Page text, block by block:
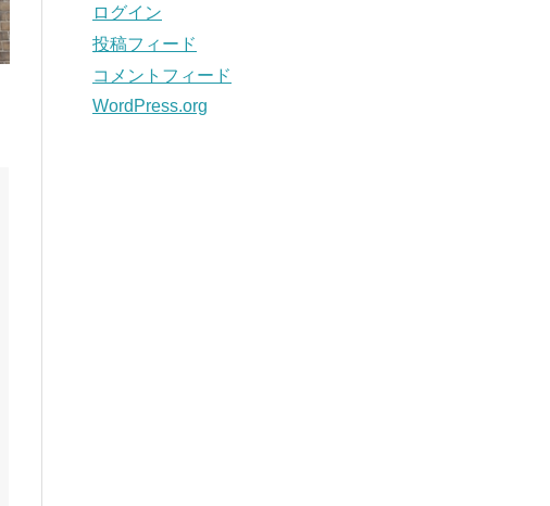
ログイン
投稿フィード
コメントフィード
WordPress.org